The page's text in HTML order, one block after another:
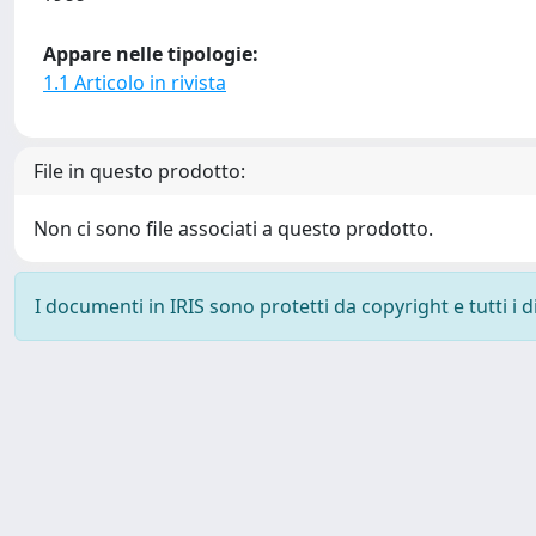
Appare nelle tipologie:
1.1 Articolo in rivista
File in questo prodotto:
Non ci sono file associati a questo prodotto.
I documenti in IRIS sono protetti da copyright e tutti i